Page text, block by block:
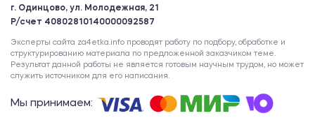
г. Одинцово, ул. Молодежная, 21
Р/счет 40802810140000092587
Эксперты сайта za4etka.info проводят работу по подбору, обработке и
структурированию материала по предложенной заказчиком теме.
Результат данной работы не является готовым научным трудом, но может
служить источником для его написания.
Мы принимаем: